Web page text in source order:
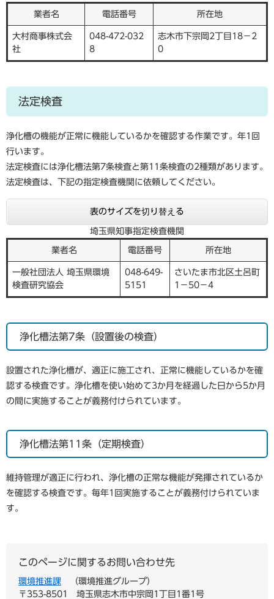
業者名 電話番号 所在地
大村商事株式会
社
048-472-032
8
志木市下宗岡2丁目18−2
0
法定検査
浄化槽の機能が正常に機能しているかを確認する作業です。年1回
行います。
法定検査には浄化槽法第7条検査と第11条検査の2種類があります。
法定検査は、下記の指定検査機関に依頼してください。
表のサイズを切り替える
埼玉県知事指定検査機関
業者名 電話番号 所在地
一般社団法人 埼玉県環境
検査研究協会
048-649-
5151
さいたま市北区土呂町
1−50−4
浄化槽法第7条（設置後の検査）
設置された浄化槽が、適正に施工され、正常に機能しているかを確
認する検査です。浄化槽を使い始めて3か月を経過した日から5か月
の間に実施することが義務付けられています。
浄化槽法第11条（定期検査）
維持管理が適正に行われ、浄化槽の正常な機能が発揮されているか
を確認する検査です。毎年1回実施することが義務付けられていま
す。
このページに関するお問い合わせ先
環境推進課
環境推進グループ
〒353-8501
埼玉県志木市中宗岡1丁目1番1号